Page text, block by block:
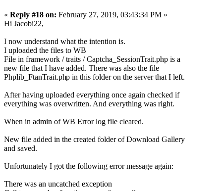
« Reply #18 on: February 27, 2019, 03:43:34 PM »
Hi Jacobi22,
I now understand what the intention is.
I uploaded the files to WB
File in framework / traits / Captcha_SessionTrait.php is a
new file that I have added. There was also the file
Phplib_FtanTrait.php in this folder on the server that I left.
After having uploaded everything once again checked if
everything was overwritten. And everything was right.
When in admin of WB Error log file cleared.
New file added in the created folder of Download Gallery
and saved.
Unfortunately I got the following error message again:
There was an uncatched exception